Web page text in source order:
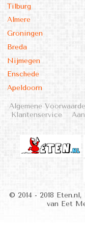
Tilburg
Almere
Groningen
Breda
Nijmegen
Enschede
Apeldoorn
Algemene
Klantenservice
© 2014 - 2018
van Eet